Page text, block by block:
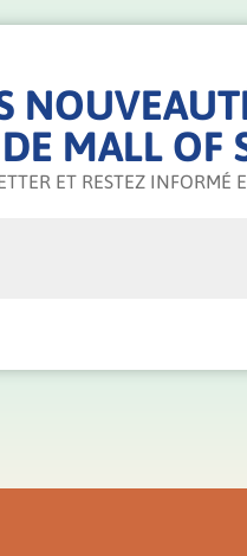
DE MALL OF
ET RESTEZ INFORMÉ